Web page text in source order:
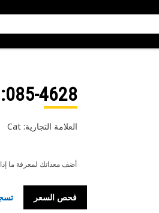
085-4628
العلامة التجارية: Cat
أضف معداتك لمعرفة ما
فحص السعر